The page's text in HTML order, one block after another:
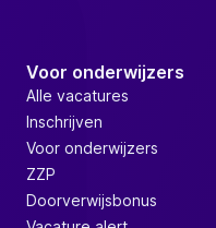
Voor onderwijzers
Alle vacatures
Inschrijven
Voor onderwijzers
ZZP
Doorverwijsbonus